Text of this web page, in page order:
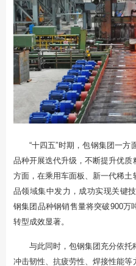
“十四五”时期，包钢集团一
品种开展迭代升级，不断提升优
方面，在乘用车面板、新一代稀
品领域集中发力，成功实现关键
钢集团品种钢销售量将突破900万
转型成效显著。
与此同时，包钢集团充分依
冲击韧性、抗疲劳性、焊接性能